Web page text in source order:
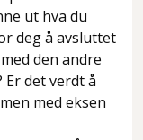
ut hva du
deg å avsluttet
den andre
Er det verdt å
med eksen